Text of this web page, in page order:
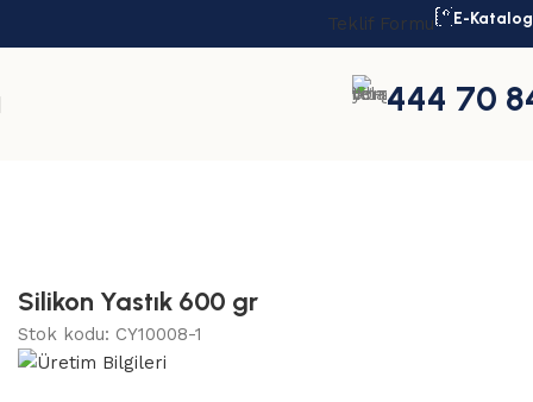
Teklif Formu E-Katalog
444 70
Silikon Yastık 600 gr
Stok kodu: CY10008-1